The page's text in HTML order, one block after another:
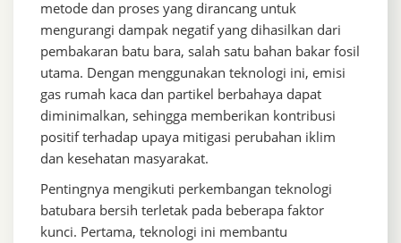
metode dan proses yang dirancang untuk
mengurangi dampak negatif yang dihasilkan dari
pembakaran batu bara, salah satu bahan bakar fosil
utama. Dengan menggunakan teknologi ini, emisi
gas rumah kaca dan partikel berbahaya dapat
diminimalkan, sehingga memberikan kontribusi
positif terhadap upaya mitigasi perubahan iklim
dan kesehatan masyarakat.
Pentingnya mengikuti perkembangan teknologi
batubara bersih terletak pada beberapa faktor
kunci. Pertama, teknologi ini membantu